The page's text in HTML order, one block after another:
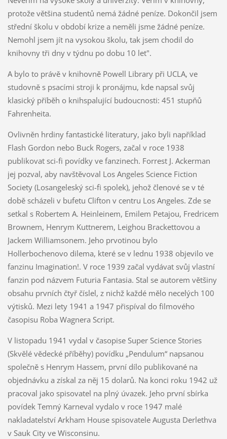
protože většina studentů nemá žádné peníze. Dokončil jsem
střední školu v období krize a neměli jsme žádné peníze.
Nemohl jsem jít na vysokou školu, tak jsem chodil do
knihovny tři dny v týdnu po dobu 10 let".
A bylo to právě v knihovně Powell Library při UCLA, ve
studovně s psacími stroji k pronájmu, kde napsal svůj
klasický příběh o knihspalující budoucnosti: 451 stupňů
Fahrenheita.
Ovlivněn hrdiny fantastické literatury, jako byli například
Flash Gordon nebo Buck Rogers, začal v roce 1938
publikovat sci-fi povídky ve fanzinech. Forrest J. Ackerman
jej pozval, aby navštěvoval Los Angeles Science Fiction
Society (Losangeleský sci-fi spolek), jehož členové se v té
době scházeli v bufetu Clifton v centru Los Angeles. Zde se
setkal s Robertem A. Heinleinem, Emilem Petajou, Fredricem
Brownem, Henrym Kuttnerem, Leighou Brackettovou a
Jackem Williamsonem. Jeho prvotinou bylo
Hollerbochenovo dilema, které se v lednu 1938 objevilo ve
fanzinu Imagination!. V roce 1939 začal vydávat svůj vlastní
fanzin pod názvem Futuria Fantasia. Stal se autorem většiny
obsahu prvních čtyř číslel, z nichž každé mělo necelých 100
výtisků. Mezi lety 1941 a 1947 přispíval do filmového
časopisu Roba Wagnera Script.
V listopadu 1941 vydal v časopise Super Science Stories
(Skvělé vědecké příběhy) povídku „Pendulum“ napsanou
společně s Henrym Hassem, první dílo publikované na
objednávku a získal za něj 15 dolarů. Na konci roku 1942 už
pracoval jako spisovatel na plný úvazek. Jeho první sbírka
povídek Temný Karneval vydalo v roce 1947 malé
nakladatelství Arkham House spisovatele Augusta Derlethva
v Sauk City ve Wisconsinu.